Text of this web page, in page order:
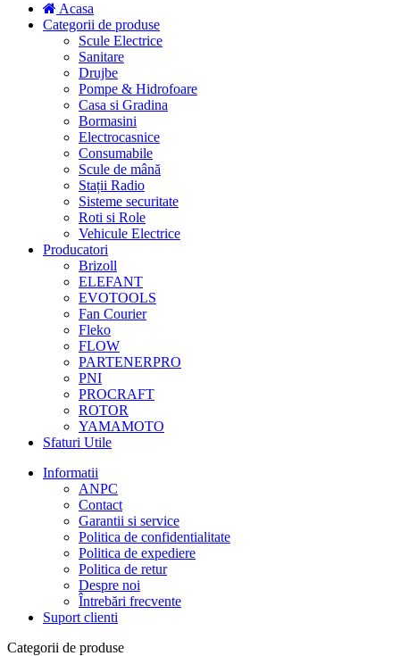
Acasa
Categorii de produse
Scule Electrice
Sanitare
Drujbe
Pompe & Hidrofoare
Casa si Gradina
Bormasini
Electrocasnice
Consumabile
Scule de mână
Stații Radio
Sisteme securitate
Roti si Role
Vehicule Electrice
Producatori
Brizoll
ELEFANT
EVOTOOLS
Fan Courier
Fleko
FLOW
PARTENERPRO
PNI
PROCRAFT
ROTOR
YAMAMOTO
Sfaturi Utile
Informatii
ANPC
Contact
Garantii si service
Politica de confidentialitate
Politica de expediere
Politica de retur
Despre noi
Întrebări frecvente
Suport clienti
Categorii de produse